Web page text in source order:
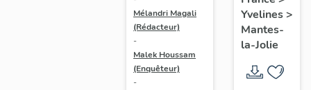
Mélandri Magali
(Rédacteur)
-
Malek Houssam
(Enquêteur)
-
la-Jolie
Yvelines>
Mantes-
la-Jolie